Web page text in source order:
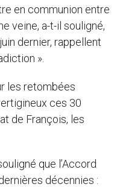
en communion entre
veine, a-t-il souligné,
dernier, rappellent
».
les retombées
ces 30
de François, les
que l’Accord
décennies :